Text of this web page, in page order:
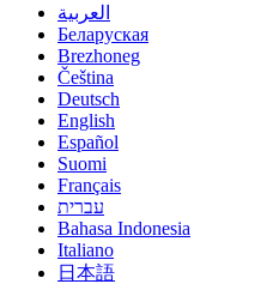
العربية
Беларуская
Brezhoneg
Čeština
Deutsch
English
Español
Suomi
Français
עברית
Bahasa Indonesia
Italiano
日本語